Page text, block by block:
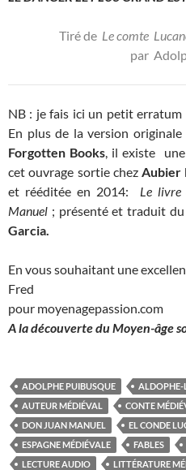
Tiré de Le comte
par
NB : je fais ici un petit
En plus de la version
Forgotten Books, il existe
cet ouvrage sortie chez Aubier
et rééditée en 2014: Le livre
Manuel ; présenté et traduit
Garcia.
En vous souhaitant une
Fred
pour moyenagepassion.com
A la découverte du Moyen-âge
ADOLPHE PUIBUSQUE
ALDOPHE-
AUTEUR MÉDIÉVAL
CONTE
DON JUAN MANUEL
EL CONDE
ESPAGNE MÉDIÉVALE
FABLES
LECTURE AUDIO
LITTÉRATURE